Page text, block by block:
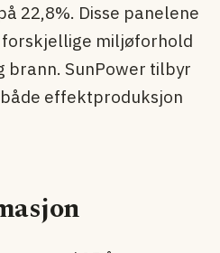
22,8%. Disse panelene
miljøforhold
brann. SunPower tilbyr
effektproduksjon